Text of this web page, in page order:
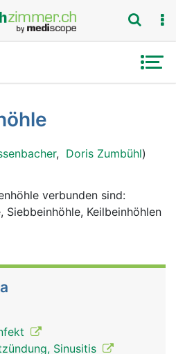
, Doris Zumbühl)
verbunden sind:
Siebbeinhöhle, Keilbeinhöhlen
Sinusitis